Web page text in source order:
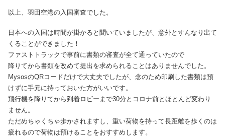
以上、羽田空港の入国審査でした。
日本への入国は時間が掛かると聞いていましたが、意外とすんなり出て
くることができました！
ファストトラックで事前に書類の審査が全て通っていたので
降りてから書類を改めて提出を求められることはありませんでした。
MysosのQRコードだけで大丈夫でしたが、念のため印刷した書類は預
けずに手元に持っておいた方がいいです。
飛行機を降りてから到着ロビーまで30分とコロナ前とほとんど変わり
ません。
ただめちゃくちゃ歩かされますし、重い荷物を持って長距離を歩くのは
疲れるので荷物は預けることをおすすめします。